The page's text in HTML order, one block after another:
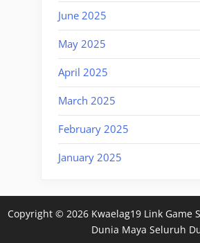
June 2025
May 2025
April 2025
March 2025
February 2025
January 2025
Copyright © 2026 Kwaelag19 Link Game
Dunia Maya Seluruh